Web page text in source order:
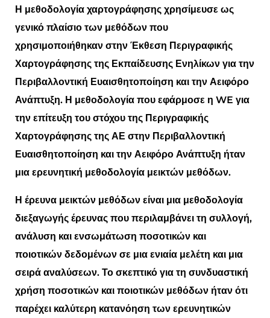
Η μεθοδολογία χαρτογράφησης χρησίμευσε ως
γενικό πλαίσιο των μεθόδων που
χρησιμοποιήθηκαν στην Έκθεση Περιγραφικής
Χαρτογράφησης της Εκπαίδευσης Ενηλίκων για την
Περιβαλλοντική Ευαισθητοποίηση και την Αειφόρο
Ανάπτυξη. Η μεθοδολογία που εφάρμοσε η WE για
την επίτευξη του στόχου της Περιγραφικής
Χαρτογράφησης της ΑΕ στην Περιβαλλοντική
Ευαισθητοποίηση και την Αειφόρο Ανάπτυξη ήταν
μια ερευνητική μεθοδολογία μεικτών μεθόδων.
Η έρευνα μεικτών μεθόδων είναι μια μεθοδολογία
διεξαγωγής έρευνας που περιλαμβάνει τη συλλογή,
ανάλυση και ενσωμάτωση ποσοτικών και
ποιοτικών δεδομένων σε μια ενιαία μελέτη και μια
σειρά αναλύσεων. Το σκεπτικό για τη συνδυαστική
χρήση ποσοτικών και ποιοτικών μεθόδων ήταν ότι
παρέχει καλύτερη κατανόηση των ερευνητικών